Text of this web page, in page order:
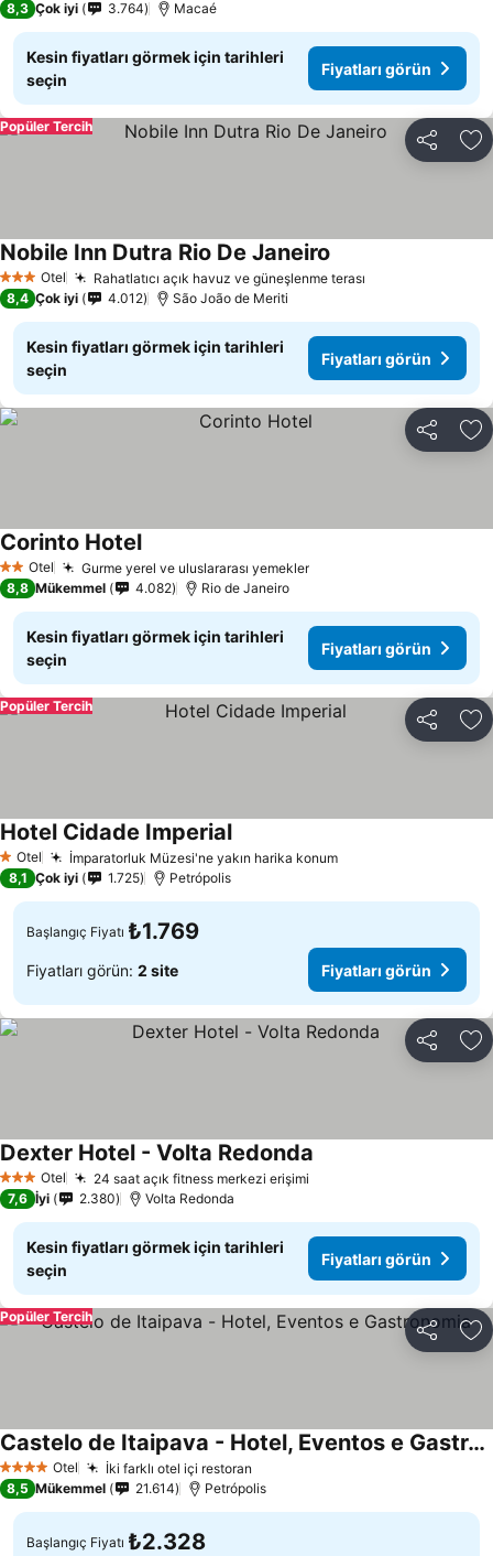
8,3 Çok iyi 3.764 Macaé
Kesin fiyatları görmek için tarihleri
seçin
Fiyatları görün
Paylaş
Popüler Tercih
3 YıldızOtel Rahatlatıcı açık havuz ve güneşlenme terası
Nobile Inn Dutra Rio De Janeiro
8,4 Çok iyi 4.012 São João de Meriti
Kesin fiyatları görmek için tarihleri
seçin
Fiyatları görün
Paylaş
2 Yıldız
Otel Gurme yerel ve uluslararası yemekler
Corinto Hotel
8,8 Mükemmel 4.082 Rio de Janeiro
Kesin fiyatları görmek için tarihleri
seçin
Fiyatları görün
Paylaş
Popüler Tercih
1 Yıldız
Otel İmparatorluk Müzesi'ne yakın harika konum
Hotel Cidade Imperial
8,1 Çok iyi 1.725 Petrópolis
Başlangıç Fiyatı ₺1.769
Fiyatları görün: 2 site Fiyatları görün
Paylaş
3 YıldızOtel 24 saat açık fitness merkezi erişimi
Dexter Hotel - Volta Redonda
7,6 İyi 2.380 Volta Redonda
Kesin fiyatları görmek için tarihleri
seçin
Fiyatları görün
Paylaş
Popüler Tercih
4 Yıldız Otel İki farklı otel içi restoran
Castelo de Itaipava - Hotel, Eventos e Gastronomia
8,5 Mükemmel 21.614 Petrópolis
Başlangıç Fiyatı ₺2.328